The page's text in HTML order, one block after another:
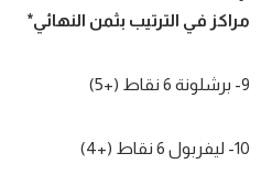
مراكز في الترتيب بثمن النهائي*
9- برشلونة 6 نقاط (+5)
10- ليفربول 6 نقاط (+4)